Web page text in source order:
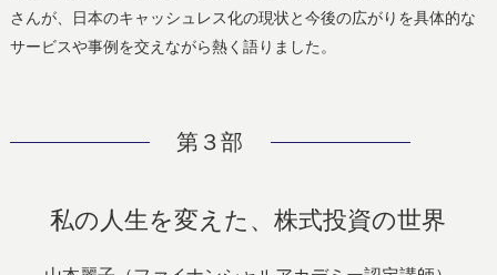
さんが、日本のキャッシュレス化の現状と今後の広がりを具体的な
サービスや事例を交えながら熱く語りました。
第３部
私の人生を変えた、株式投資の世界